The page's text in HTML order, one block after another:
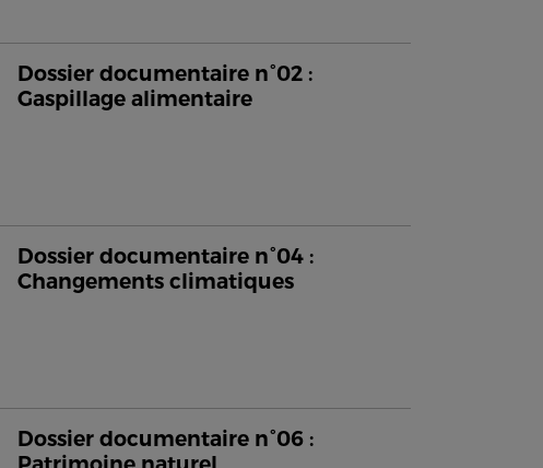
Dossier documentaire n°02 :
Gaspillage alimentaire
Dossier documentaire n°04 :
Changements climatiques
Dossier documentaire n°06 :